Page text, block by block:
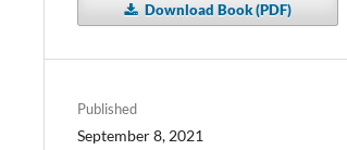
Download Book (PDF)
Published
September 8, 2021